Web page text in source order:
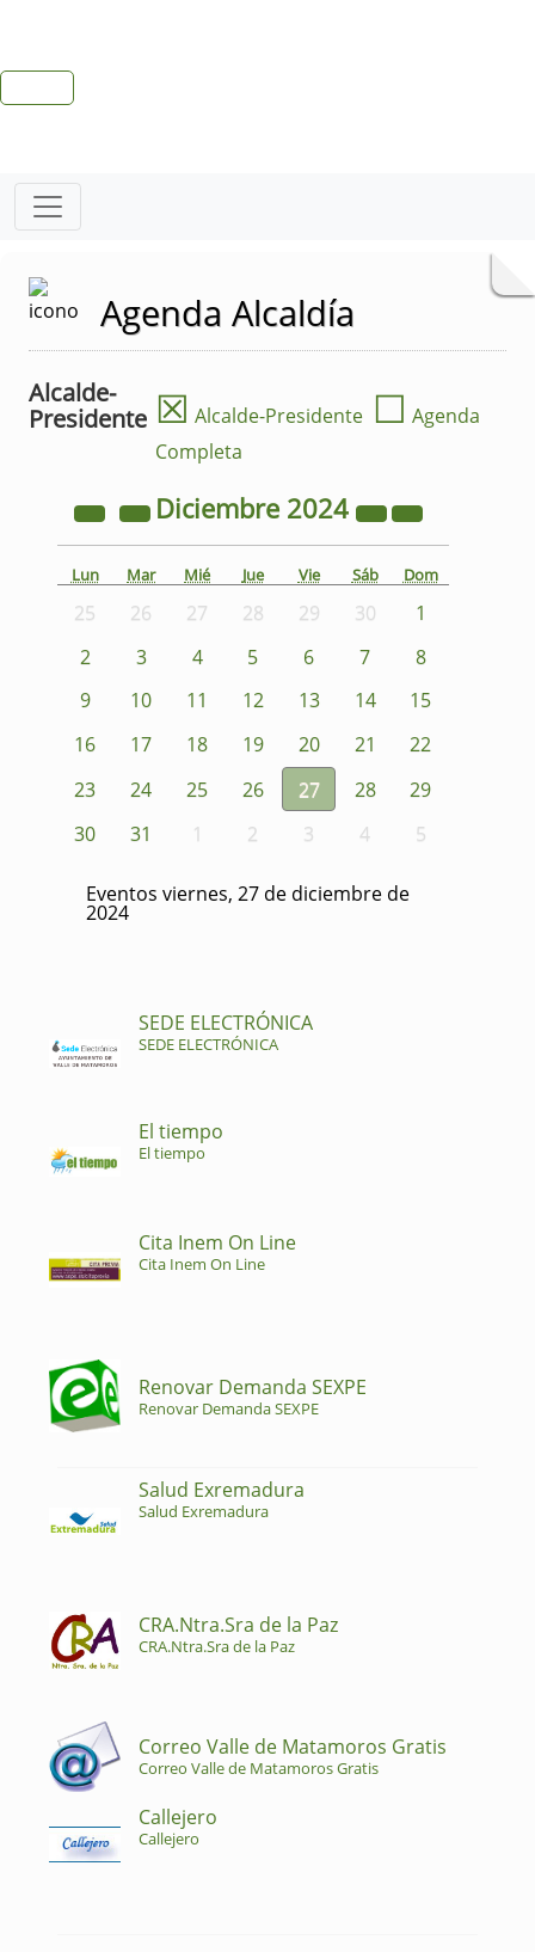
Agenda Alcaldía
Alcalde-
Presidente ☒ Alcalde-Presidente ☐ Agenda
Completa
Diciembre 2024
Lun Mar Mié Jue Vie Sáb Dom
25 26 27 28 29 30
1
2
3 4 5 6 7
8
9
10 11 12 13 14
15
16
17 18 19 20 21
22
23
24 25 26 27 28
29
30
31 1 2 3 4 5
Eventos viernes, 27 de diciembre de
2024
SEDE ELECTRÓNICA
SEDE ELECTRÓNICA
El tiempo
El tiempo
Cita Inem On Line
Cita Inem On Line
Renovar Demanda SEXPE
Renovar Demanda SEXPE
Salud Exremadura
Salud Exremadura
CRA.Ntra.Sra de la Paz
CRA.Ntra.Sra de la Paz
Correo Valle de Matamoros Gratis
Correo Valle de Matamoros Gratis
Callejero
Callejero